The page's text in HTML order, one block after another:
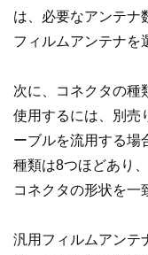
は、必要なアンテナ
フィルムアンテナを
次に、コネクタの種
使用するには、別売
ーブルを流用する場
種類は8つほどあり
コネクタの形状を一
汎用フィルムアンテ